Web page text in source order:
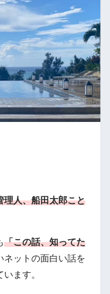
理人、船田太郎こと
「この話、知ってた
ネットの面白い話を
ます。